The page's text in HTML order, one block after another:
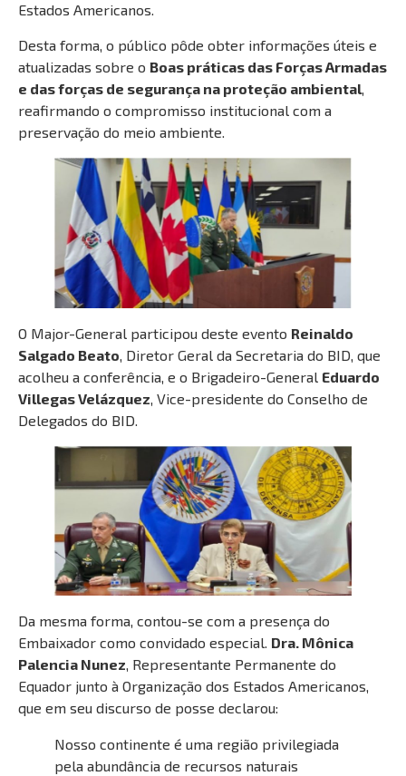
Estados Americanos.
Desta forma, o público pôde obter informações úteis e
atualizadas sobre o Boas práticas das Forças Armadas
e das forças de segurança na proteção ambiental
reafirmando o compromisso institucional com a
preservação do meio ambiente.
O Major-General participou deste evento Reinaldo
Salgado Beato , Diretor Geral da Secretaria do BID, que
acolheu a conferência, e o Brigadeiro-General Eduardo
Villegas Velázquez , Vice-presidente do Conselho de
Delegados do BID.
Da mesma forma, contou-se com a presença do
Embaixador como convidado especial. Dra. Mônica
Palencia Nunez, Representante Permanente do
Equador junto à Organização dos Estados Americanos,
que em seu discurso de posse declarou:
Nosso continente é uma região privilegiada
pela abundância de recursos naturais